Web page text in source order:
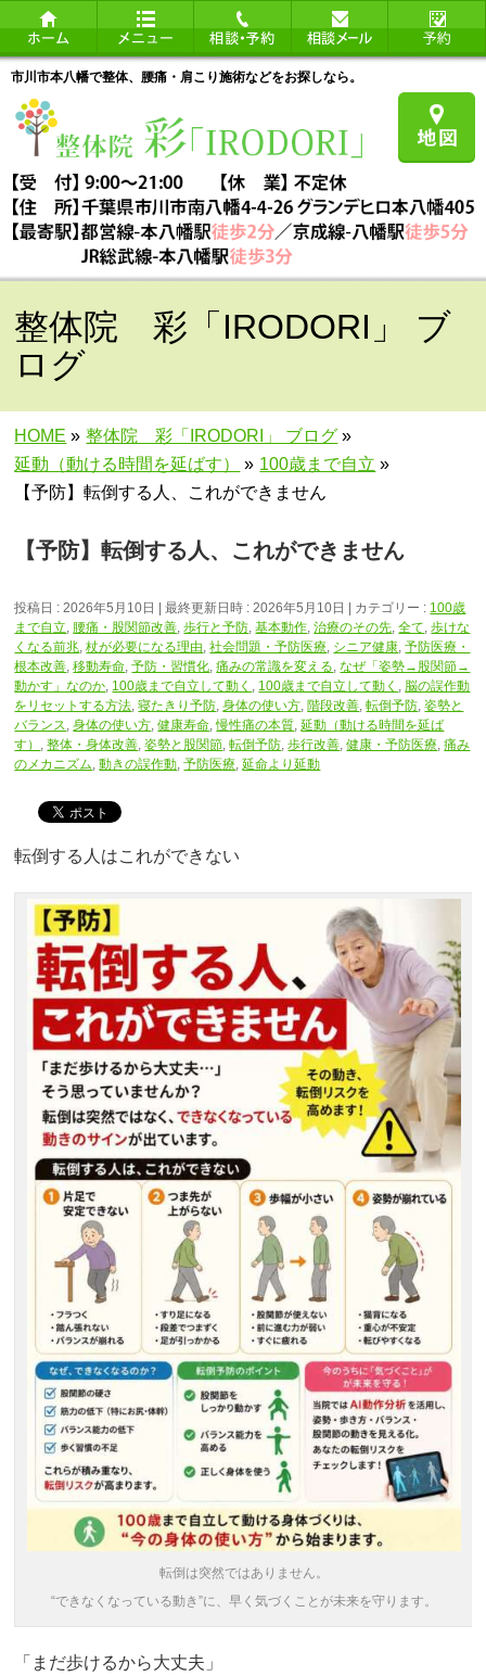
市川市本八幡で整体、腰痛・肩こり施術などをお探しなら。
整体院 彩「IRODORI」 ブ
ログ
HOME » 整体院 彩「IRODORI」 ブログ »
延動（動ける時間を延ばす）
» 100歳まで自立 »
【予防】転倒する人、これができません
【予防】転倒する人、これができません
投稿日 : 2026年5月10日 最終更新日時 : 2026年5月10日 カテゴリー : 100歳
まで自立, 腰痛・股関節改善,歩行と予防,基本動作,治療のその先,全て,歩けな
くなる前兆,杖が必要になる理由,社会問題・予防医療, シニア健康,予防医療・
根本改善,移動寿命,予防・習慣化,痛みの常識を変える,なぜ「姿勢→股関節→
動かす」なのか, 100歳まで自立して動く , 100歳まで自立して動く , 脳の誤作動
をリセットする方法,寝たきり予防,身体の使い方, 階段改善,転倒予防,姿勢と
バランス,身体の使い方,健康寿命,慢性痛の本質,延動（動ける時間を延ば
す） ,整体・身体改善,姿勢と股関節,転倒予防,歩行改善,健康・予防医療,痛み
のメカニズム,動きの誤作動,予防医療,延命より延動
転倒する人はこれができない
転倒は突然ではありません。
“できなくなっている動き”に、早く気づくことが未来を守ります。
「まだ歩けるから大丈夫」